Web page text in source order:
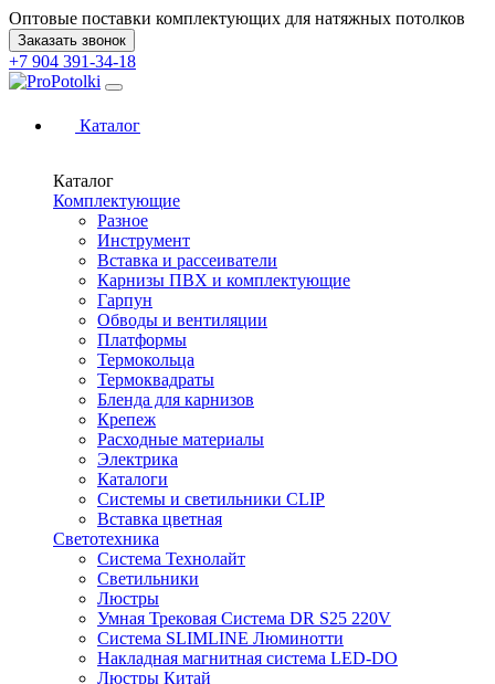
Оптовые поставки комплектующих для натяжных потолков
Заказать звонок
+7 904 391-34-18
Каталог
Каталог
Комплектующие
Разное
Инструмент
Вставка и рассеиватели
Карнизы ПВХ и комплектующие
Гарпун
Обводы и вентиляции
Платформы
Термокольца
Термоквадраты
Бленда для карнизов
Крепеж
Расходные материалы
Электрика
Каталоги
Системы и светильники CLIP
Вставка цветная
Светотехника
Система Технолайт
Светильники
Люстры
Умная Трековая Система DR S25 220V
Система SLIMLINE Люминотти
Накладная магнитная система LED-DO
Люстры Китай